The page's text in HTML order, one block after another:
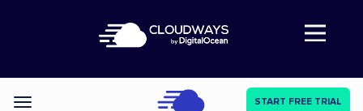
Abre a navegação
Categories START FREE TRIAL